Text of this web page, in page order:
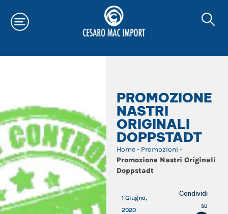
PROMOZIONE
NASTRI
ORIGINALI
DOPPSTADT
Home- Promozioni -
Promozione Nastri Originali
Doppstadt
1 Giugno,
2020
Condividi
su